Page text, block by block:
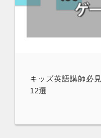
キッズ英語講師必
12選